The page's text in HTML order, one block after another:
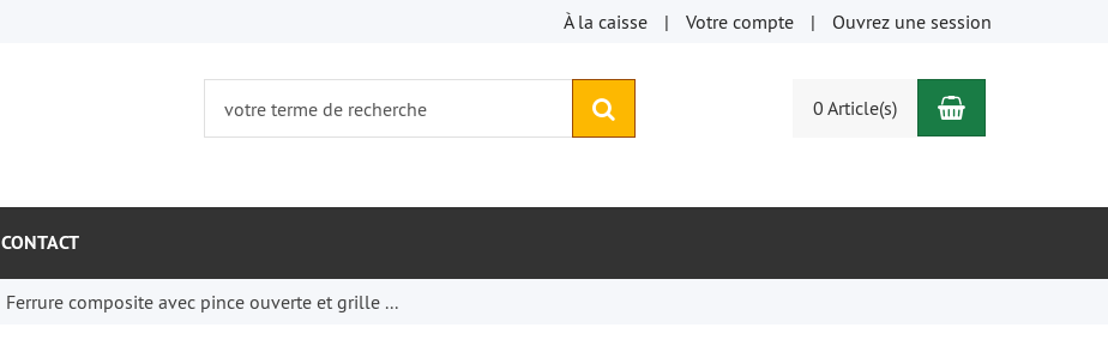
À la caisse Votre compte Ouvrez une session
0 Article(s) Panier
CONTACT
Ferrure composite avec pince ouverte et grille ...